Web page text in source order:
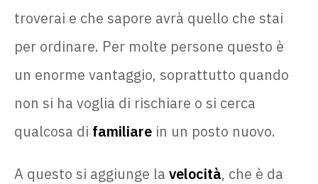
troverai e che sapore avrà quello che stai
per ordinare. Per molte persone questo è
un enorme vantaggio, soprattutto quando
non si ha voglia di rischiare o si cerca
qualcosa di familiare in un posto nuovo.
A questo si aggiunge la velocità, che è da